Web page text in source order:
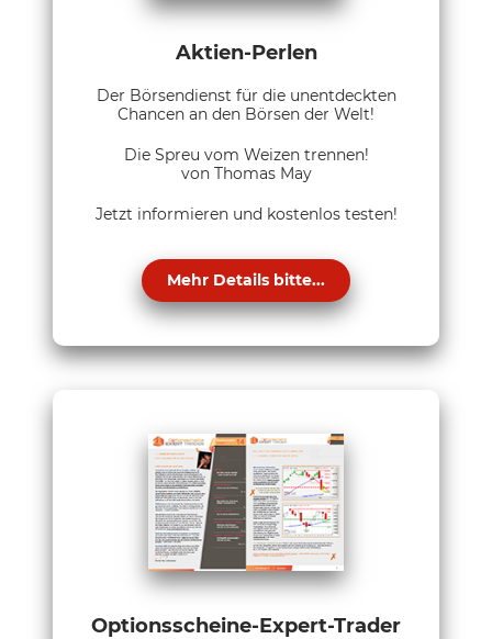
Aktien-Perlen
Der Börsendienst für die unentdeckten
Chancen an den Börsen der Welt!
Die Spreu vom Weizen trennen!
von Thomas May
Jetzt informieren und kostenlos testen!
Mehr Details bitte...
Optionsscheine-Expert-Trader